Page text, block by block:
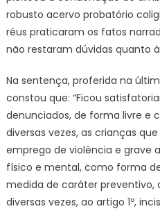
robusto acervo probatório
réus praticaram os fatos
não restaram dúvidas quanto
Na sentença, proferida na
constou que: “Ficou
denunciados, de forma livre e
diversas vezes, as crianças
emprego de violência e grave
físico e mental, como forma
medida de caráter preventivo,
diversas vezes, ao artigo 1º,